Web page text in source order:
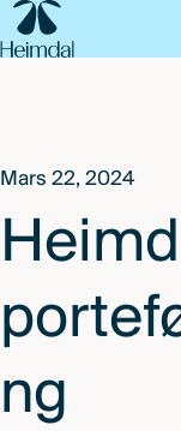
SKIP
TO
MAIN
Mars 22, 2024
ng